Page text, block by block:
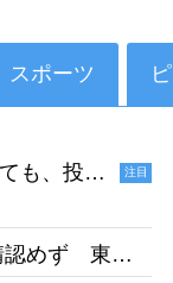
スポーツ
も、投票
ちは政治
う」［デ
注目
認めず 東京